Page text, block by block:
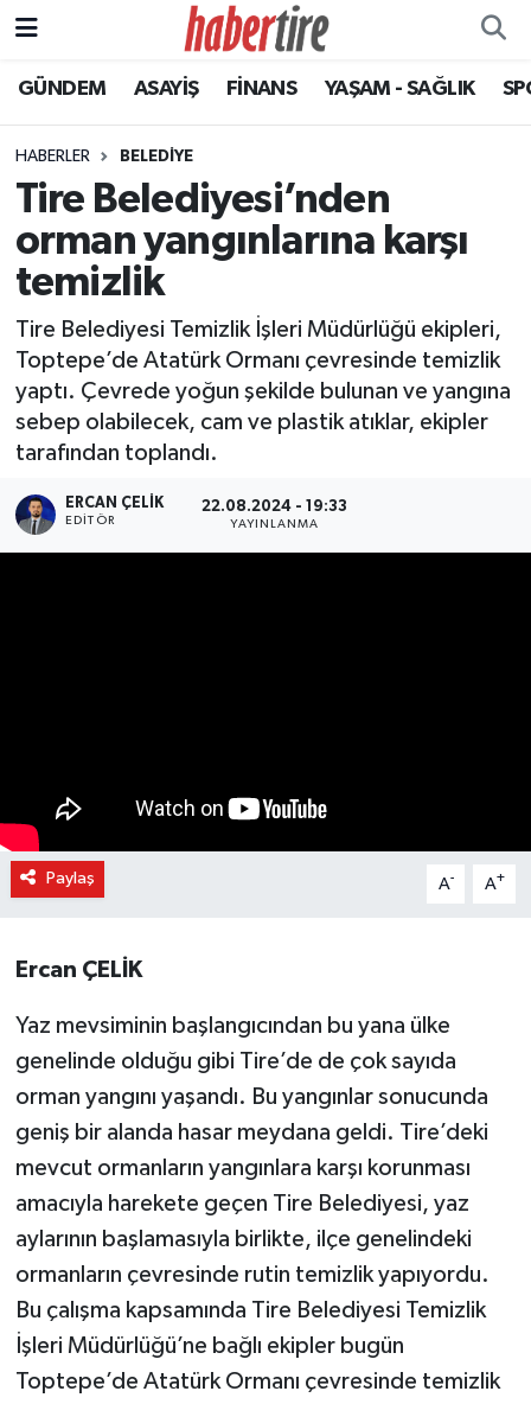
GÜNDEM ASAYİŞ FİNANS YAŞAM - SAĞLIK
HABERLER BELEDİYE
Tire Belediyesi’nden
orman yangınlarına karşı
temizlik
Tire Belediyesi Temizlik İşleri Müdürlüğü ekipleri,
Toptepe’de Atatürk Ormanı çevresinde temizlik
yaptı. Çevrede yoğun şekilde bulunan ve yangına
sebep olabilecek, cam ve plastik atıklar, ekipler
tarafından toplandı.
ERCAN ÇELIK
EDITÖR
22.08.2024 - 19:33
YAYINLANMA
Paylaş A- A+
Ercan ÇELİK
Yaz mevsiminin başlangıcından bu yana ülke
genelinde olduğu gibi Tire’de de çok sayıda
orman yangını yaşandı. Bu yangınlar sonucunda
geniş bir alanda hasar meydana geldi. Tire’deki
mevcut ormanların yangınlara karşı korunması
amacıyla harekete geçen Tire Belediyesi, yaz
aylarının başlamasıyla birlikte, ilçe genelindeki
ormanların çevresinde rutin temizlik yapıyordu.
Bu çalışma kapsamında Tire Belediyesi Temizlik
İşleri Müdürlüğü’ne bağlı ekipler bugün
Toptepe’de Atatürk Ormanı çevresinde temizlik
Tire Nöbetçi Eczaneler
Tire Hava Durumu
Tire Trafik Yoğunluk Haritası
Süper Lig Puan Durumu ve Fikstür
Tüm Manşetler
Son Dakika Haberleri
Haber Arşivi